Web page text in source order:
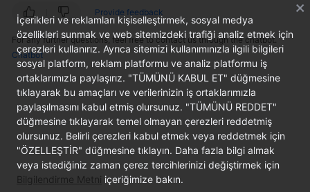
User
Guide
Best
Practices
API
Reference
SDK
Reference
Provide feedback
For any further questions, feel free to contact us through the chatbot.
Chatbot
İçerikleri ve reklamları kişiselleştirmek, sosyal medya
özellikleri sunmak ve web sitemizdeki trafiği analiz etmek için
çerezleri kullanırız. Ayrıca sitemizi kullanımınızla ilgili bilgileri
sosyal platform, reklam platformu ve analiz platformu iş
ortaklarımızla paylaşırız. "TÜMÜNÜ KABUL ET" düğmesine
tıklayarak bu amaçları ve verilerinizin iş ortaklarımızla
paylaşılmasını kabul etmiş olursunuz. "TÜMÜNÜ REDDET"
düğmesine tıklayarak temel olmayan çerezleri reddetmiş
olursunuz. Belirli çerezleri kabul etmek veya reddetmek için
"ÖZELLEŞTİR" düğmesine tıklayın. Daha fazla bilgi almak
veya istediğiniz zaman çerez tercihlerinizi değiştirmek için
Bilgilendirme Metni içeriğimize bakın.